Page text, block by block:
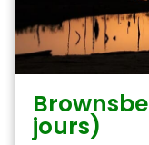
jours)